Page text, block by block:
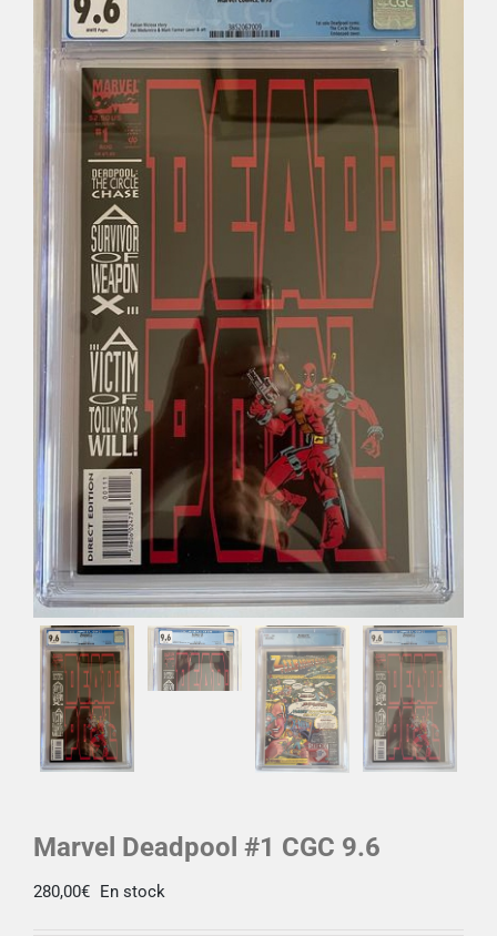
Déco
Pub
Livres & BD
Jeux & Jouets
Son & Cinéma
Singularités
Marvel Deadpool #1 CGC 9.6
280,00€ En stock